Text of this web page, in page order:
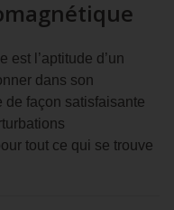
est l’aptitude d’un
dans son
de façon satisfaisante
tout ce qui se trouve